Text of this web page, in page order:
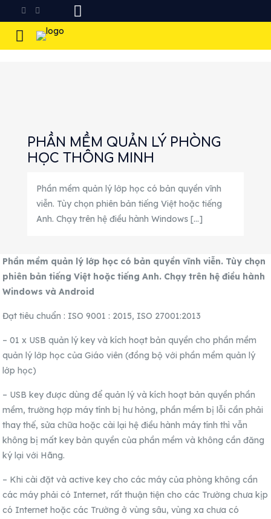
PHẦN MỀM QUẢN LÝ PHÒNG
HỌC THÔNG MINH
Phần mềm quản lý lớp học có bản quyền vĩnh
viễn. Tùy chọn phiên bản tiếng Việt hoặc tiếng
Anh. Chạy trên hệ điều hành Windows […]
Phần mềm quản lý lớp học có bản quyền vĩnh viễn. Tùy chọn
phiên bản tiếng Việt hoặc tiếng Anh. Chạy trên hệ điều hành
Windows và Android
Đạt tiêu chuẩn : ISO 9001 : 2015, ISO 27001:2013
– 01 x USB quản lý key và kích hoạt bản quyền cho phần mềm
quản lý lớp học của Giáo viên (đồng bộ với phần mềm quản lý
lớp học)
– USB key được dùng để quản lý và kích hoạt bản quyền phần
mềm, trường hợp máy tính bị hư hỏng, phần mềm bị lỗi cần phải
thay thế, sửa chữa hoặc cài lại hệ điều hành máy tính thì vẫn
không bị mất key bản quyền của phần mềm và không cần đăng
ký lại với Hãng.
– Khi cài đặt và active key cho các máy của phòng không cần
các máy phải có Internet, rất thuận tiện cho các Trường chưa kịp
có Internet hoặc các Trường ở vùng sâu, vùng xa chưa có